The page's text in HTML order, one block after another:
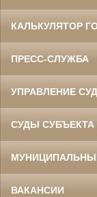
КАЛЬКУЛЯТОР
ПРЕСС-СЛУЖБА
УПРАВЛЕНИЕ
СУДЫ СУБЪЕКТА
ВАКАНСИИ